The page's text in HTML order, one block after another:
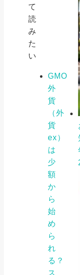
て
読
み
た
い
GMO
外
貨
（外
貨
ex）
は
少
額
か
ら
始
め
ら
れ
る？
ス